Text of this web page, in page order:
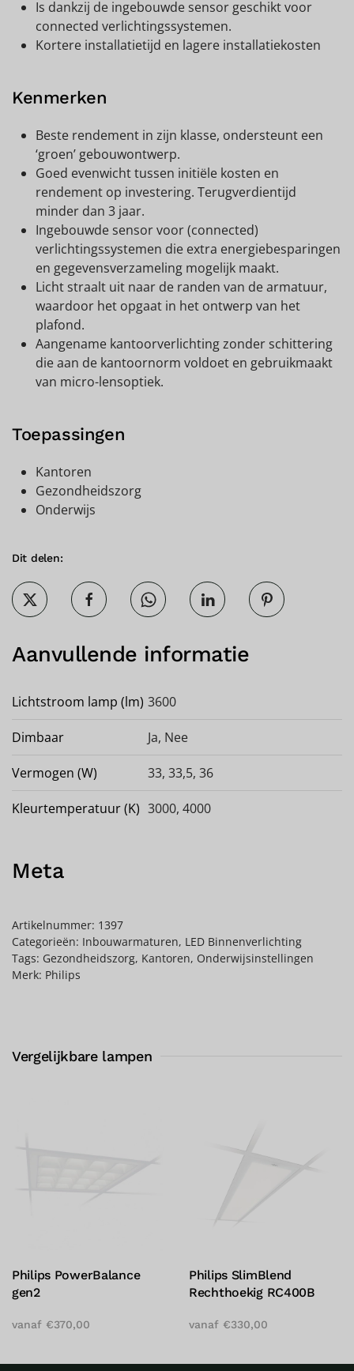
Is dankzij de ingebouwde sensor geschikt voor
connected verlichtingssystemen.
Kortere installatietijd en lagere installatiekosten
Kenmerken
Beste rendement in zijn klasse, ondersteunt een
‘groen’ gebouwontwerp.
Goed evenwicht tussen initiële kosten en
rendement op investering. Terugverdientijd
minder dan 3 jaar.
Ingebouwde sensor voor (connected)
verlichtingssystemen die extra energiebesparingen
en gegevensverzameling mogelijk maakt.
Licht straalt uit naar de randen van de armatuur,
waardoor het opgaat in het ontwerp van het
plafond.
Aangename kantoorverlichting zonder schittering
die aan de kantoornorm voldoet en gebruikmaakt
van micro-lensoptiek.
Toepassingen
Kantoren
Gezondheidszorg
Onderwijs
Dit delen:
Aanvullende informatie
Lichtstroom lamp (lm) 3600
Dimbaar Ja, Nee
Vermogen (W) 33, 33,5, 36
Kleurtemperatuur (K) 3000, 4000
Meta
Artikelnummer: 1397
Categorieën: Inbouwarmaturen, LED Binnenverlichting
Tags: Gezondheidszorg, Kantoren, Onderwijsinstellingen
Merk: Philips
Vergelijkbare lampen
Philips PowerBalance
vanaf
LED paneel